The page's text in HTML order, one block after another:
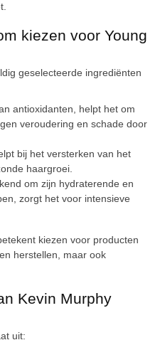
kiezen voor Young
geselecteerde ingrediënten
antioxidanten, helpt het om
veroudering en schade door
bij het versterken van het
haargroei.
om zijn hydraterende en
zorgt het voor intensieve
kiezen voor producten
herstellen, maar ook
Kevin Murphy
uit: